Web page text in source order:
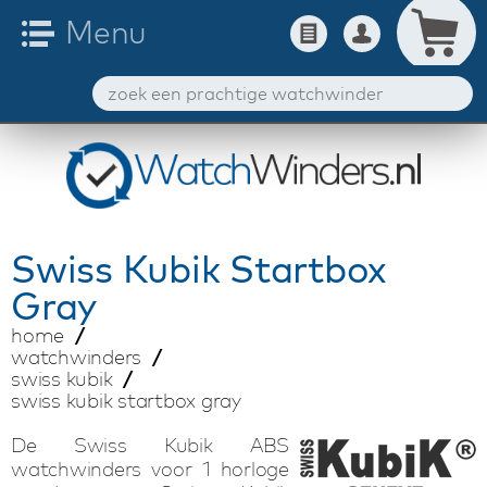
Swiss KubikStartbox
Gray
home
watchwinders
swiss kubik
swiss kubik startbox gray
De Swiss Kubik ABS
watchwinders voor 1 horloge